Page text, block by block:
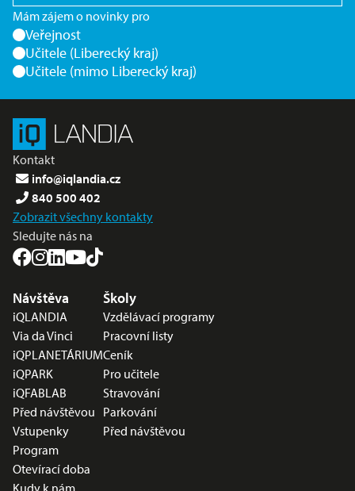
Mám zájem o novinky pro
Veřejnost
Učitele (Liberecký kraj)
Učitele (mimo Liberecký kraj)
Kontakt
info@iqlandia.cz
840 500 402
Zobrazit všechny kontakty
Sledujte nás na
Nabídka v zápatí
Návštěva
iQLANDIA
Via da Vinci
iQPLANETÁRIUM
iQPARK
iQFABLAB
Před návštěvou
Vstupenky
Program
Otevírací doba
Kudy k nám
Školy
Vzdělávací programy
Pracovní listy
Ceník
Pro učitele
Stravování
Parkování
Před návštěvou